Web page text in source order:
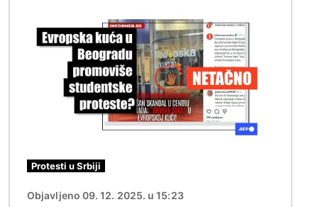
Protesti u Srbiji
Objavljeno 09. 12. 2025. u 15:23